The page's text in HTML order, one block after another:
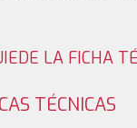
LA FICHA
TÉCNICAS